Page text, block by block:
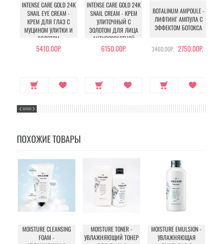
INTENSE CARE GOLD 24K
SNAIL EYE CREAM -
КРЕМ ДЛЯ ГЛАЗ С
МУЦИНОМ УЛИТКИ И
ЗОЛОТОМ
5410.00Р.
INTENSE CARE GOLD 24K
SNAIL CREAM - КРЕМ
УЛИТОЧНЫЙ С
ЗОЛОТОМ ДЛЯ ЛИЦА
АНТИВОЗРАСТНОЙ
6150.00Р.
BOTALINUM AMPOULE -
ЛИФТИНГ АМПУЛА С
ЭФФЕКТОМ БОТОКСА
3460.00Р. 2750.00Р.
ПОХОЖИЕ ТОВАРЫ
MOISTURE CLEANSING
FOAM -
MOISTURE TONER -
УВЛАЖНЯЮЩИЙ ТОНЕР
MOISTURE EMULSION -
УВЛАЖНЯЮЩАЯ